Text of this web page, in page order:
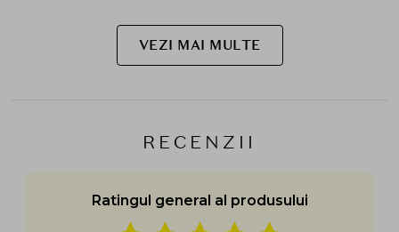
VEZI MAI MULTE
RECENZII
Ratingul general al produsului